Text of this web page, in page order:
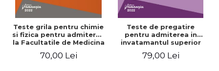
Teste grila pentru chimie
si fizica pentru admiterea
la Facultatile de Medicina
si Medicina Dentara.
Editia a II-a - Raluca
70,00 Lei
Teste de pregatire
pentru admiterea in
invatamantul superior
medical. Editia a V-a -
Daniel Cochior, Minerva
79,00 Lei